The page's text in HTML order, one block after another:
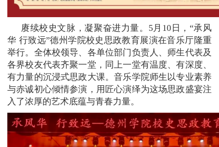
赓续校史文脉，凝聚奋进力量。5月10日，“承风
华 行致远”德州学院校史思政教育展演在音乐厅隆重
举行。全体校领导、各单位部门负责人、师生代表及
各界校友代表齐聚一堂，同上一堂有温度、有深度、
有力量的沉浸式思政大课。音乐学院师生以专业素养
与赤诚初心倾情参演，用匠心演绎为这场思政盛宴注
入了浓厚的艺术底蕴与青春力量。